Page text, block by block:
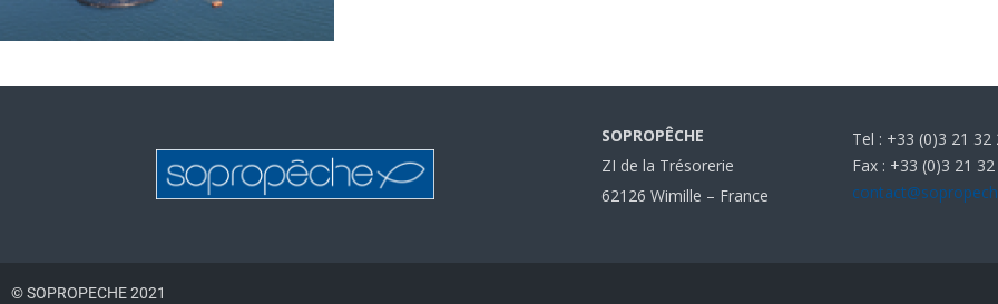
SOPROPÊCHE
ZI de la Trésorerie
62126 Wimille – France
Tel : +33 (0)3 21 32
Fax : +33 (0)3 21
© SOPROPECHE 2021